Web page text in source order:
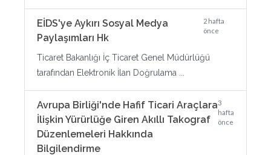
EİDS'ye Aykırı Sosyal Medya
Paylaşımları Hk
2 hafta
önce
Ticaret Bakanlığı İç Ticaret Genel Müdürlüğü
tarafından Elektronik İlan Doğrulama ...
Avrupa Birliği'nde Hafif Ticari Araçlara
İlişkin Yürürlüğe Giren Akıllı Takograf
Düzenlemeleri Hakkında
Bilgilendirme
3
hafta
önce